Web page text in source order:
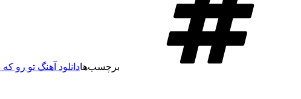
برچسب‌هادانلود آهنگ تو رو که